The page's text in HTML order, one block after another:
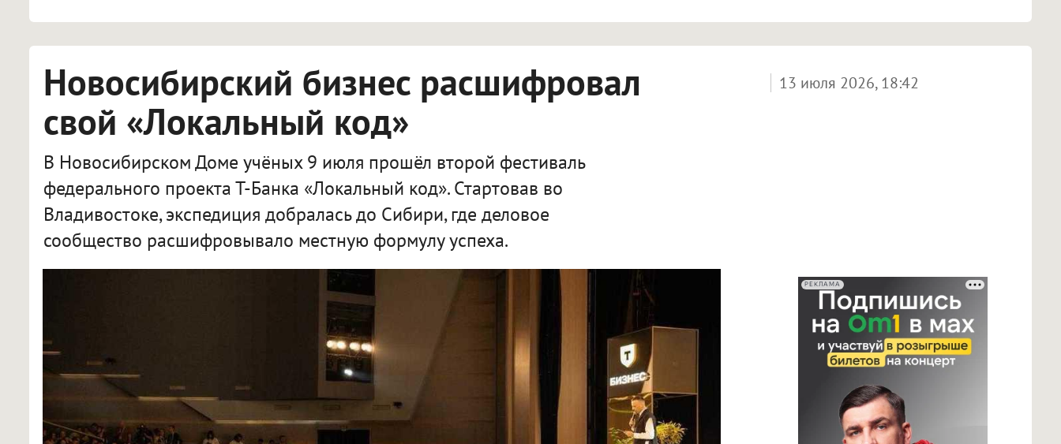
Новосибирский бизнес расшифровал
свой «Локальный код»
В Новосибирском Доме учёных 9 июля прошёл второй фестиваль
федерального проекта Т-Банка «Локальный код». Стартовав во
Владивостоке, экспедиция добралась до Сибири, где деловое
сообщество расшифровывало местную формулу успеха.
13 июля 2026, 18:42
РЕКЛАМА